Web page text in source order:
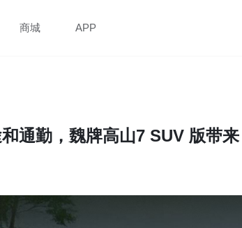
商城 APP
通勤，魏牌高山7 SUV 版带来